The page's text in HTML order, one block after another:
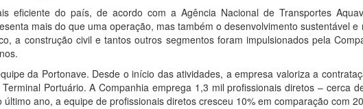
eficiente do país, de acordo com a Agência Nacional de Transportes
mais do que uma operação, mas também o desenvolvimento sustentável e
a construção civil e tantos outros segmentos foram impulsionados pela
da Portonave. Desde o início das atividades, a empresa valoriza a
Portuário. A Companhia emprega 1,3 mil profissionais diretos – cerca
ano, a equipe de profissionais diretos cresceu 10% em comparação com